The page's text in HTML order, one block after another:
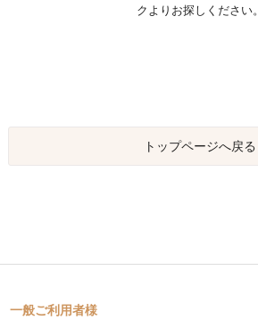
クよりお探しください。
トップページへ戻る
一般ご利用者様